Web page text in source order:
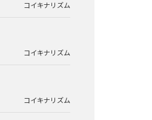
コイキナリズム
コイキナリズム
コイキナリズム